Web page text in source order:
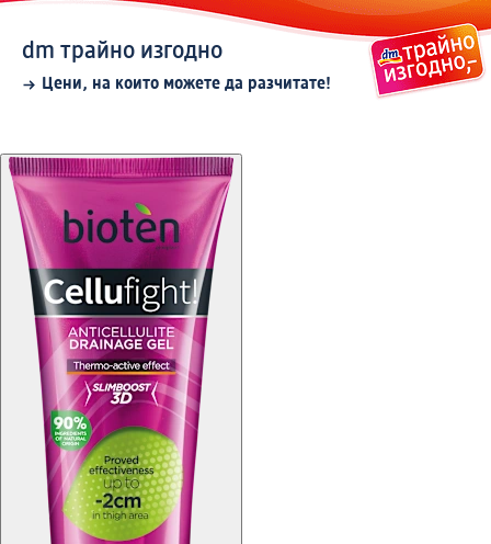
dm трайно изгодно
Цени, на които можете да разчитате!